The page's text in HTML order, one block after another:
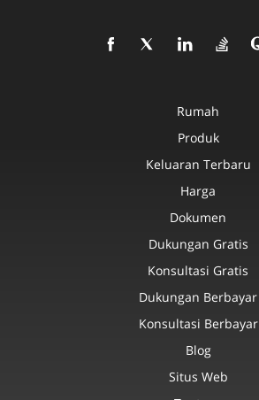
Rumah
Produk
Keluaran Terbaru
Harga
Dokumen
Dukungan Gratis
Konsultasi Gratis
Dukungan Berbayar
Konsultasi Berbayar
Blog
Situs Web